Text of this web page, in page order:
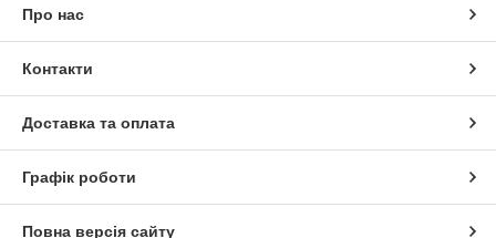
Про нас
Контакти
Доставка та оплата
Графік роботи
Повна версія сайту